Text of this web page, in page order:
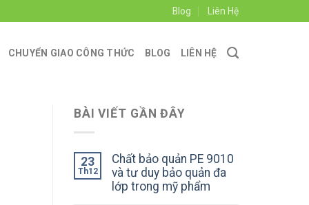
Blog Liên Hệ
CHUYỂN GIAO CÔNG THỨC BLOG LIÊN HỆ
BÀI VIẾT GẦN ĐÂY
23
Th12
Chất bảo quản PE 9010
và tư duy bảo quản đa
lớp trong mỹ phẩm